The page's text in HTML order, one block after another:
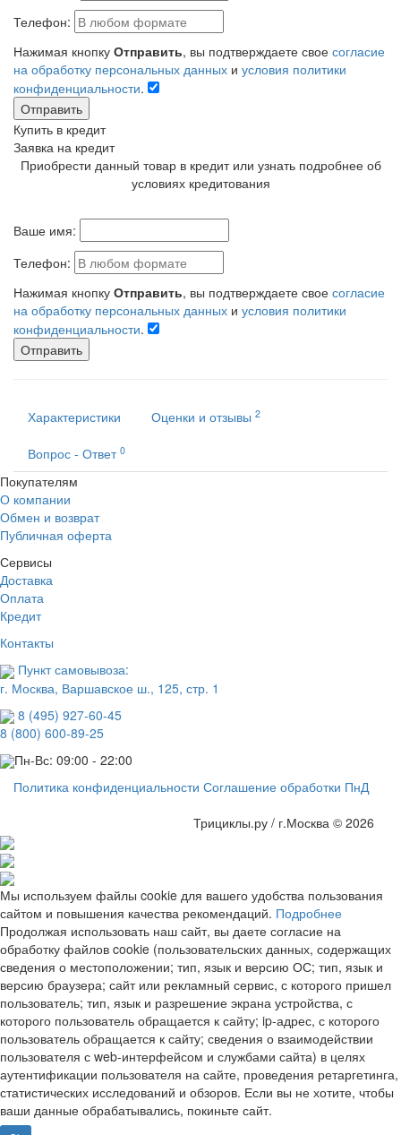
Телефон:
Нажимая кнопку Отправить, вы подтверждаете свое согласие
на обработку персональных данных и условия политики
конфиденциальности.
Отправить
Купить в кредит
Заявка на кредит
Приобрести данный товар в кредит или узнать подробнее об
условиях кредитования
Ваше имя:
Телефон:
Нажимая кнопку Отправить, вы подтверждаете свое согласие
на обработку персональных данных и условия политики
конфиденциальности.
Отправить
Характеристики Оценки и отзывы 2
Вопрос - Ответ 0
Покупателям
О компании
Обмен и возврат
Публичная оферта
Сервисы
Доставка
Оплата
Кредит
Контакты
Пункт самовывоза:
г. Москва, Варшавское ш., 125, стр. 1
8 (495) 927-60-45
8 (800) 600-89-25
Пн-Вс: 09:00 - 22:00
Политика конфиденциальности Соглашение обработки ПнД
Трициклы.ру / г.Москва © 2026
Мы используем файлы cookie для вашего удобства пользования
сайтом и повышения качества рекомендаций. Подробнее
Продолжая использовать наш сайт, вы даете согласие на
обработку файлов cookie (пользовательских данных, содержащих
сведения о местоположении; тип, язык и версию ОС; тип, язык и
версию браузера; сайт или рекламный сервис, с которого пришел
пользователь; тип, язык и разрешение экрана устройства, с
которого пользователь обращается к сайту; ip-адрес, с которого
пользователь обращается к сайту; сведения о взаимодействии
пользователя с web-интерфейсом и службами сайта) в целях
аутентификации пользователя на сайте, проведения ретаргетинга,
статистических исследований и обзоров. Если вы не хотите, чтобы
ваши данные обрабатывались, покиньте сайт.